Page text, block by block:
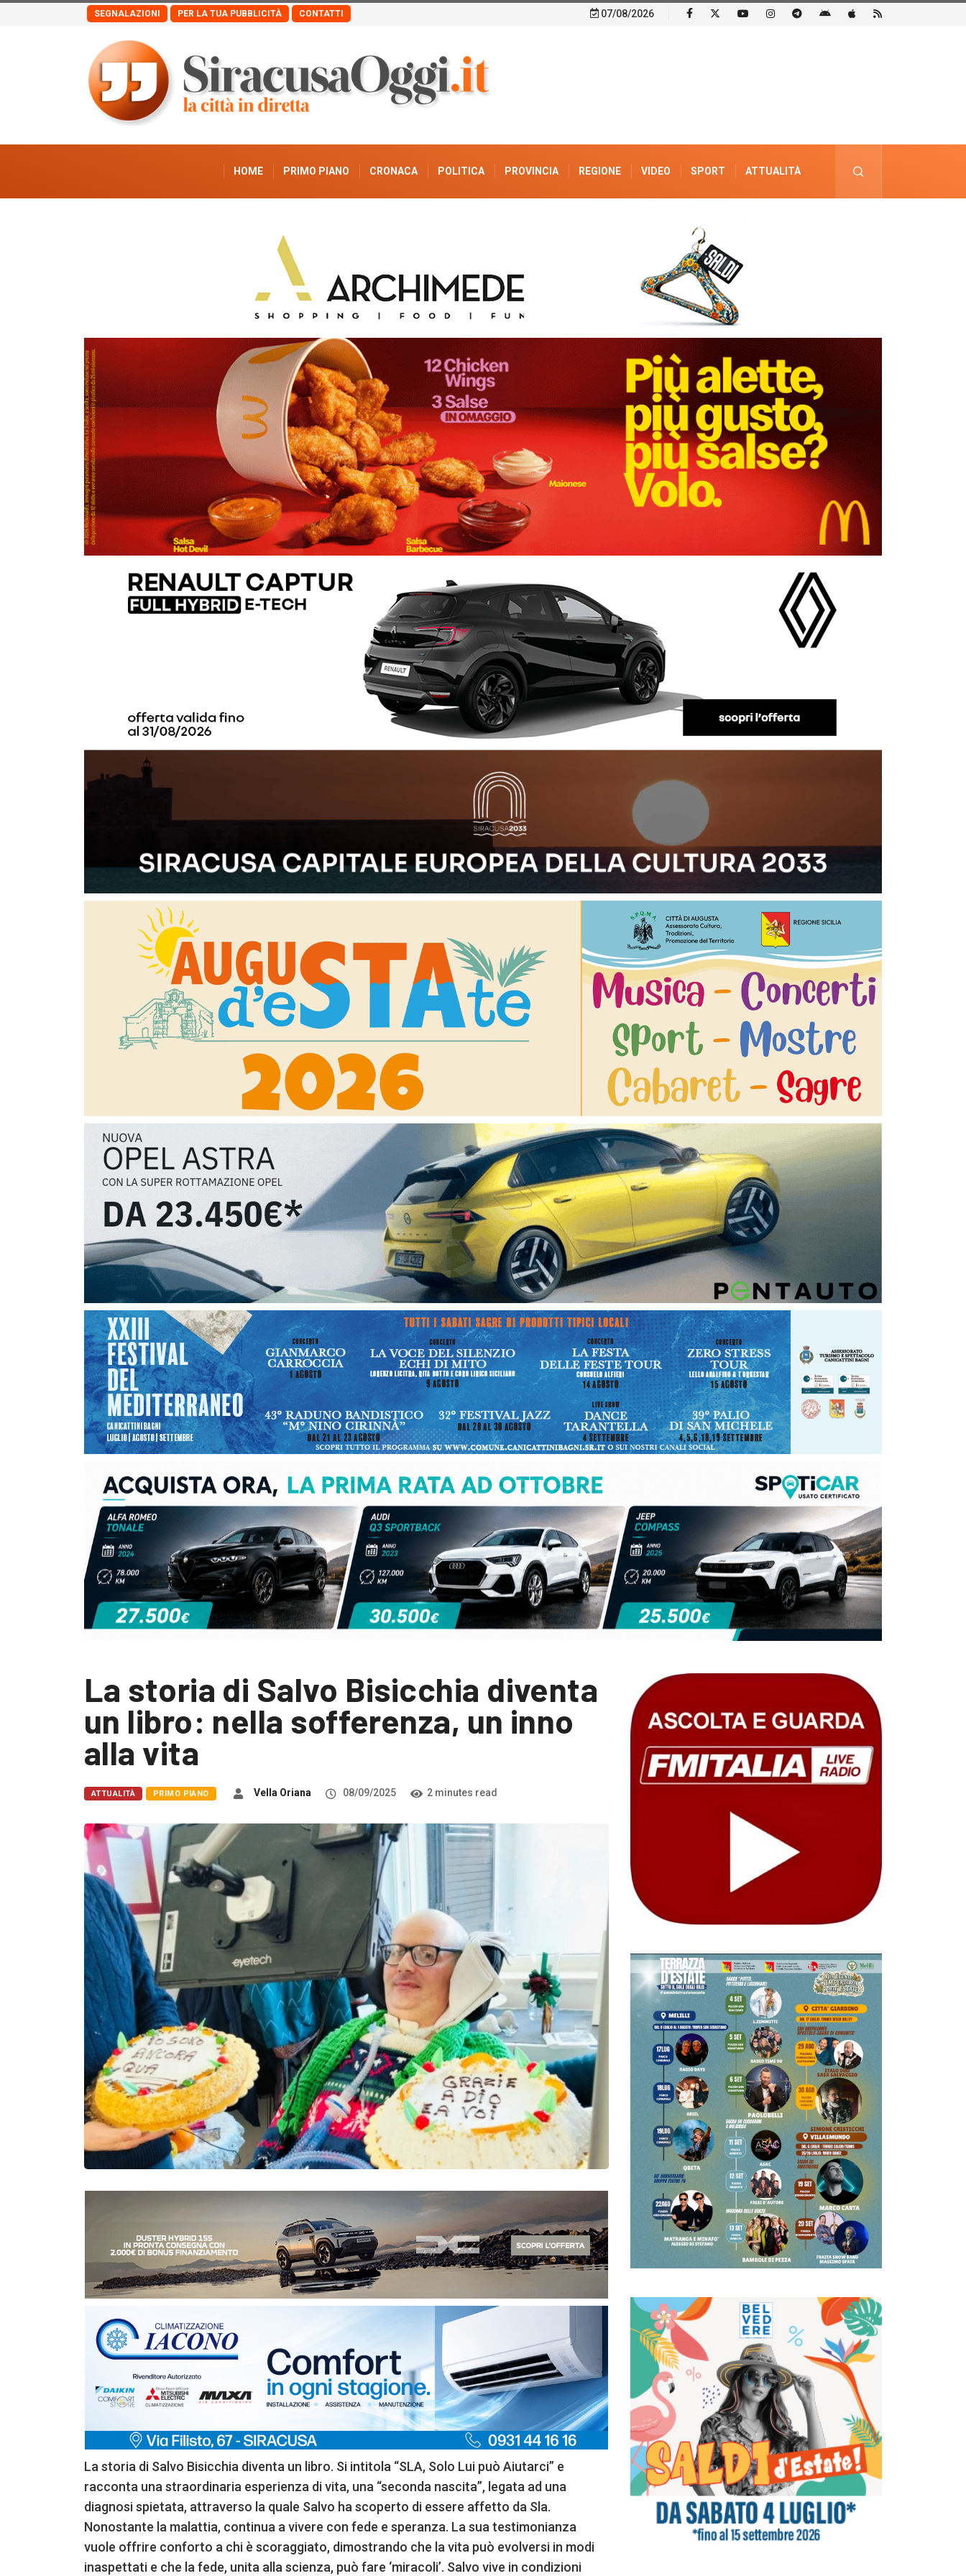
SEGNALAZIONI PER LA TUA PUBBLICITÀ CONTATTI 07/08/2026
HOME PRIMO PIANO CRONACA POLITICA PROVINCIA REGIONE VIDEO SPORT ATTUALITÀ
PUBBLICITÀ ELETTORALE
La storia di Salvo Bisicchia diventa
un libro: nella sofferenza, un inno
alla vita
ATTUALITÀ PRIMO PIANO Vella Oriana 08/09/2025 2 minutes read
La storia di Salvo Bisicchia diventa un libro. Si intitola “SLA, Solo Lui può Aiutarci” e
racconta una straordinaria esperienza di vita, una “seconda nascita”, legata ad una
diagnosi spietata, attraverso la quale Salvo ha scoperto di essere affetto da Sla.
Nonostante la malattia, continua a vivere con fede e speranza. La sua testimonianza
vuole offrire conforto a chi è scoraggiato, dimostrando che la vita può evolversi in modi
inaspettati e che la fede, unita alla scienza, può fare ‘miracoli’. Salvo vive in condizioni